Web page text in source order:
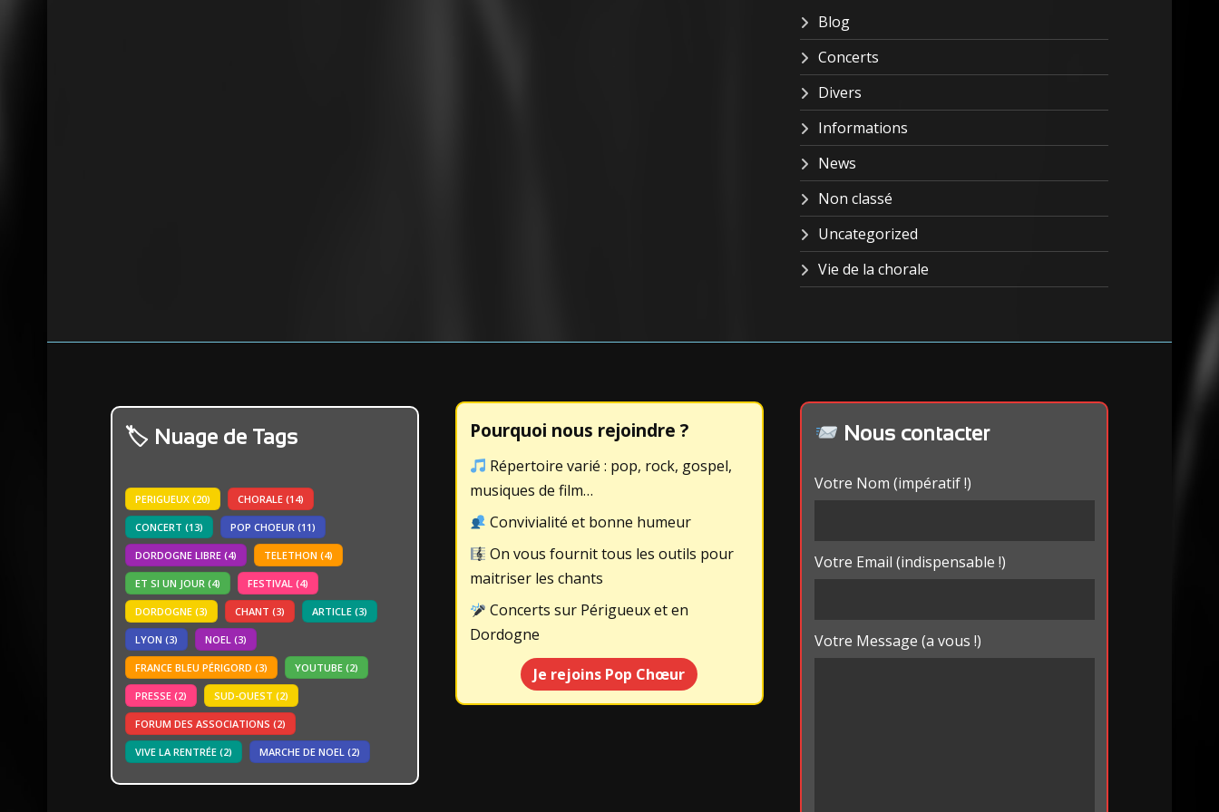
Blog
Concerts
Divers
Informations
News
Non classé
Uncategorized
Vie de la chorale
Nuage de Tags
PERIGUEUX (20) CHORALE (14)
CONCERT (13) POP CHOEUR (11)
DORDOGNE LIBRE (4) TELETHON (4)
ET SI UN JOUR (4) FESTIVAL (4)
DORDOGNE (3) CHANT (3) ARTICLE (3)
LYON (3) NOEL (3)
FRANCE BLEU PÉRIGORD (3) YOUTUBE (2)
PRESSE (2) SUD-OUEST (2)
FORUM DES ASSOCIATIONS (2)
VIVE LA RENTRÉE (2) MARCHE DE NOEL (2)
Pourquoi nous rejoindre ?
Répertoire varié : pop, rock, gospel,
musiques de film…
Convivialité et bonne humeur
On vous fournit tous les outils pour
maitriser les chants
Concerts sur Périgueux et en
Dordogne
Je rejoins Pop Chœur
Nous contacter
Votre Nom (impératif !)
Votre Email (indispensable !)
Votre Message (a vous !)